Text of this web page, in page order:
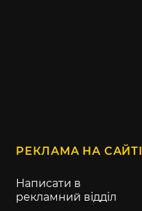
РЕКЛАМА НА САЙТІ
Написати в
рекламний відділ